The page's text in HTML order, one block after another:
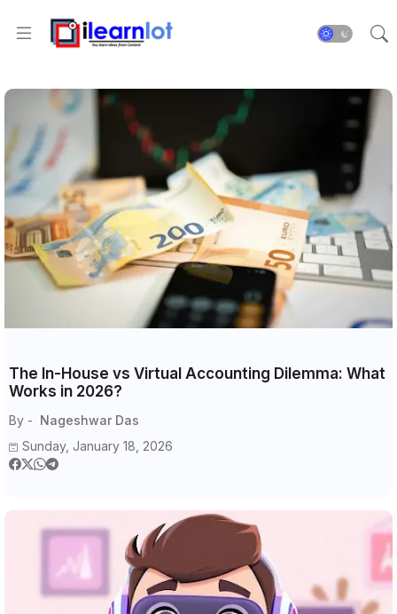
The In-House vs Virtual Accounting Dilemma: What
Works in 2026?
By - Nageshwar Das
Sunday, January 18, 2026